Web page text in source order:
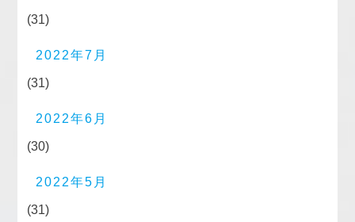
(31)
2022年7月
(31)
2022年6月
(30)
2022年5月
(31)